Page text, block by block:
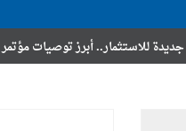
توصيات مؤتمر المصريين بالخارج